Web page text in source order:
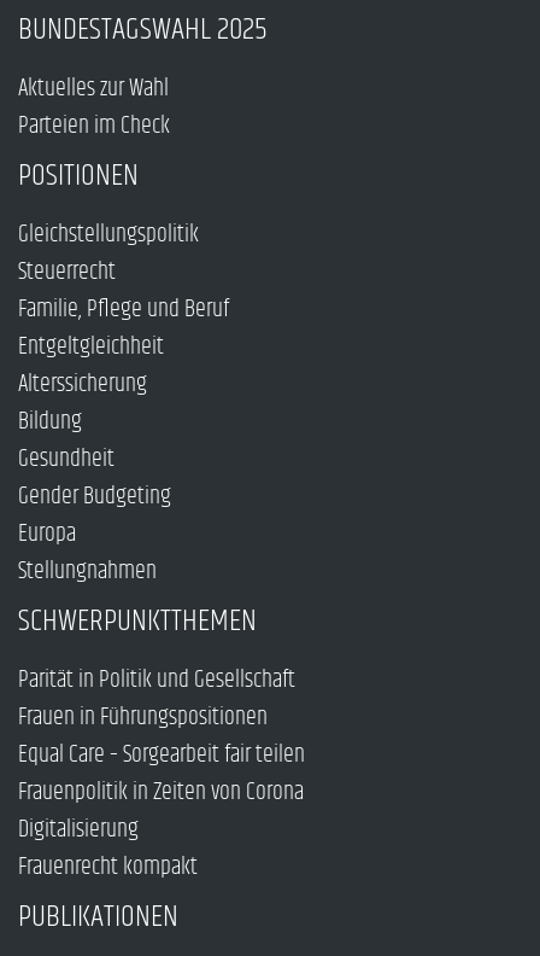
BUNDESTAGSWAHL 2025
Aktuelles zur Wahl
Parteien im Check
POSITIONEN
Gleichstellungspolitik
Steuerrecht
Familie, Pflege und Beruf
Entgeltgleichheit
Alterssicherung
Bildung
Gesundheit
Gender Budgeting
Europa
Stellungnahmen
SCHWERPUNKTTHEMEN
Parität in Politik und Gesellschaft
Frauen in Führungspositionen
Equal Care – Sorgearbeit fair teilen
Frauenpolitik in Zeiten von Corona
Digitalisierung
Frauenrecht kompakt
PUBLIKATIONEN